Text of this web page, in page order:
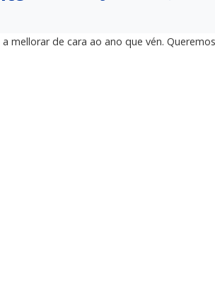
de cara ao ano que vén.